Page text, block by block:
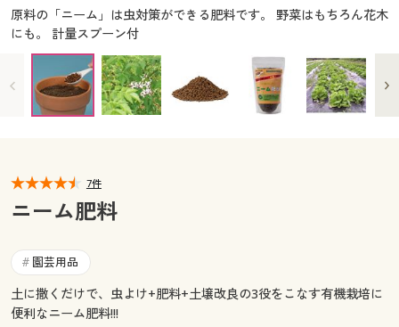
大きいサイズ 事務・制服
カタログ・チラシからのご注文
デジタルカタログ
カタログ無料プレゼント
マイページ
閲覧履歴
お気に入り
カタログ無料プレゼント
会員メニュー
閲覧履歴
サポート
原料の「ニーム」は虫対策ができる肥料です。 野菜はもちろん花木
にも。 計量スプーン付
7件
ニーム肥料
# 園芸用品
土に撒くだけで、虫よけ+肥料+土壌改良の3役をこなす有機栽培に
便利なニーム肥料!!!